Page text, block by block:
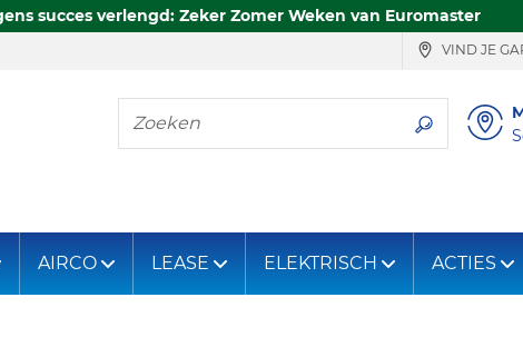
succes verlengd: Zeker Zomer Weken van Euromaster
VIND JE
Zoeken
AIRCO LEASE ELEKTRISCH ACTIES